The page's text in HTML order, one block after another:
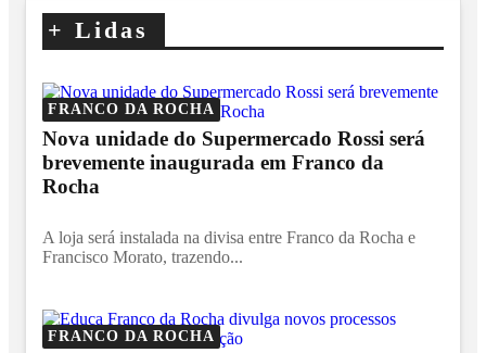
+ Lidas
FRANCO DA ROCHA
Nova unidade do Supermercado Rossi será
brevemente inaugurada em Franco da
Rocha
A loja será instalada na divisa entre Franco da Rocha e
Francisco Morato, trazendo...
FRANCO DA ROCHA